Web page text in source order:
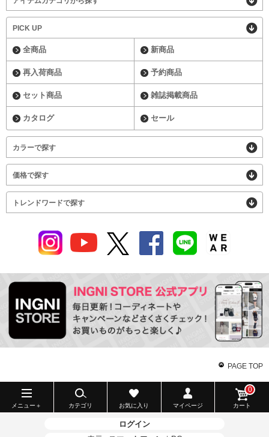
PICK UP
全商品 新商品
再入荷商品 予約商品
セット商品 雑誌掲載商品
カタログ セール
カラーで探す
価格で探す
トレンドワードで探す
PAGE TOP
メニュー＋ カテゴリ お気に入り マイページ カート
0
ログイン